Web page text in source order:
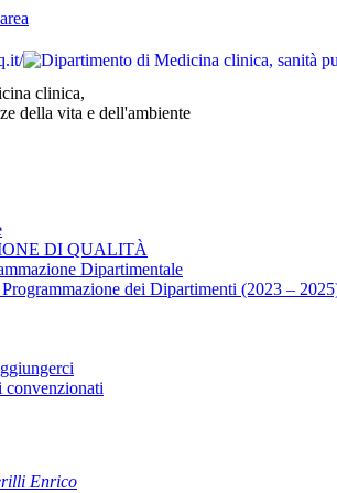
clinica,
della vita e dell'ambiente
DI QUALITÀ
Dipartimentale
dei Dipartimenti (2023 –
convenzionati
Enrico